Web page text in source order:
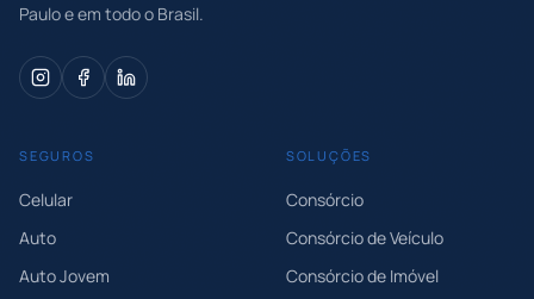
Paulo e em todo o Brasil.
SEGUROS
Celular
Auto
Auto Jovem
SOLUÇÕES
Consórcio
Consórcio de Veículo
Consórcio de Imóvel